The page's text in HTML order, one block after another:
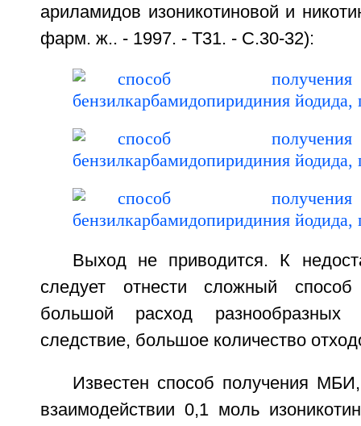
ариламидов изоникотиновой и
фарм. ж.. - 1997. - Т31. - С.30-32):
Выход не приводится. К
следует отнести сложный
большой расход
следствие, большое количество
Известен способ получения
взаимодействии 0,1 моль